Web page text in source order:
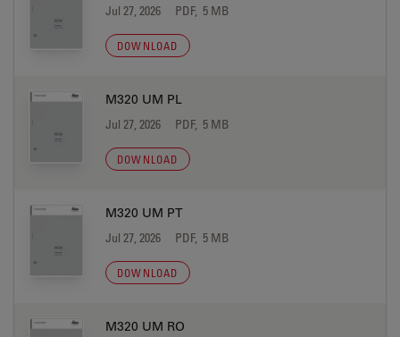
Jul 27, 2026 PDF, 5 MB
DOWNLOAD
M320 UM PL
Jul 27, 2026 PDF, 5 MB
DOWNLOAD
M320 UM PT
Jul 27, 2026 PDF, 5 MB
DOWNLOAD
M320 UM RO